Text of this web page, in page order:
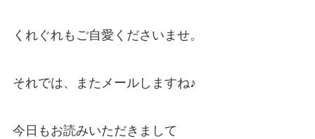
くれぐれもご自愛くださいませ。
それでは、またメールしますね♪
今日もお読みいただきまして